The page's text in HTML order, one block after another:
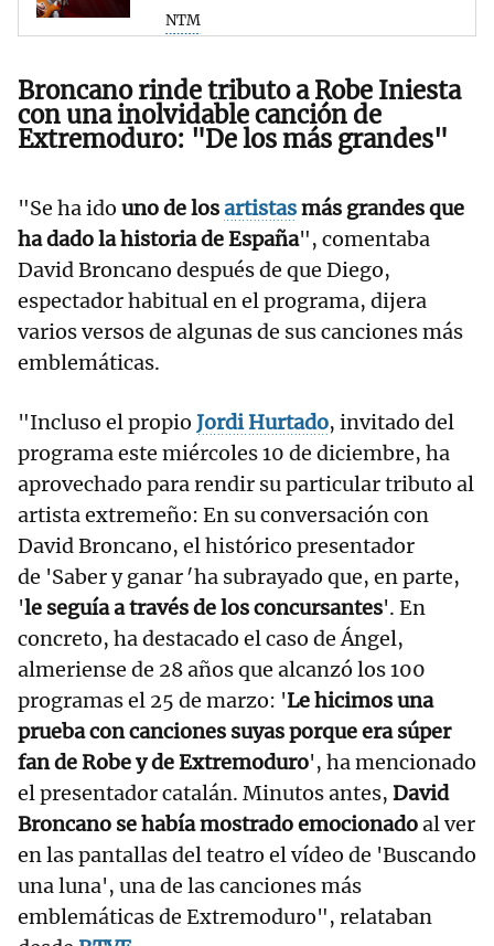
NTM
Broncano rinde tributo a Robe Iniesta
con una inolvidable canción de
Extremoduro: "De los más grandes"
"Se ha ido uno de losartistasmás grandes que
ha dado la historia de España", comentaba
David Broncano después de que Diego,
espectador habitual en el programa, dijera
varios versos de algunas de sus canciones más
emblemáticas.
"Incluso el propio Jordi Hurtado, invitado del
programa este miércoles 10 de diciembre, ha
aprovechado para rendir su particular tributo al
artista extremeño: En su conversación con
David Broncano, el histórico presentador
de 'Saber y ganar'ha subrayado que, en parte,
'le seguía a través de los concursantes'. En
concreto, ha destacado el caso de Ángel,
almeriense de 28 años que alcanzó los 100
programas el 25 de marzo: 'Le hicimos una
prueba con canciones suyas porque era súper
fan de Robe y de Extremoduro', ha mencionado
el presentador catalán. Minutos antes, David
Broncano se había mostrado emocionadoal ver
en las pantallas del teatro el vídeo de 'Buscando
una luna', una de las canciones más
emblemáticas de Extremoduro", relataban